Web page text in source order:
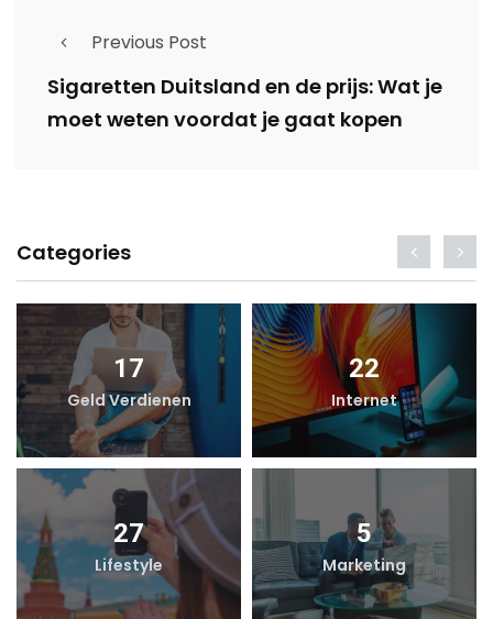
Previous Post
Sigaretten Duitsland en de prijs: Wat je
moet weten voordat je gaat kopen
Categories
17
Geld Verdienen
22
Internet
27
Lifestyle
5
Marketing